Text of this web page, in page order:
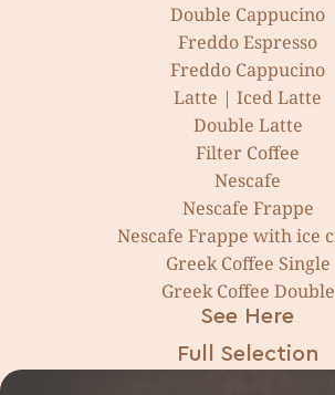
Double Cappucino
Freddo Espresso
Freddo Cappucino
Latte | Iced Latte
Double Latte
Filter Coffee
Nescafe
Nescafe Frappe
Nescafe Frappe with ice
Greek Coffee Single
Greek Coffee Double
See Here
Full Selection